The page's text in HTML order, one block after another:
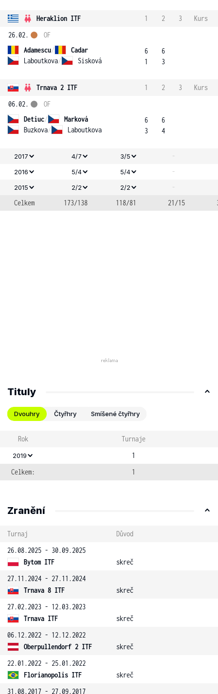
Heraklion ITF 1 2 3
Kurs
26.02.
Adamescu/
Cadar
Laboutkova/ Sisková
OF
6
1
6
3
Trnava 2 ITF 1 2 3
Kurs
06.02.
Detiuc/
Marková
Buzkova/ Laboutkova
OF
6
3
6
4
2017 4/7 3/5 -
2016 5/4 5/4 -
2015 2/2 2/2
-
Celkem
173/138 118/81 21/15
Tituly
Dvouhry Čtyřhry Smíšené čtyřhry
Rok Turnaje
2019
1
Celkem:
1
Zranění
Turnaj
Důvod
26.08.2025 - 30.09.2025
Bytom ITF
skreč
27.11.2024 - 27.11.2024
Trnava 8 ITF
skreč
27.02.2023 - 12.03.2023
Trnava ITF
skreč
06.12.2022 - 12.12.2022
Oberpullendorf 2 ITF
skreč
22.01.2022 - 25.01.2022
Florianopolis ITF
skreč
31.08.2017 - 27.09.2017